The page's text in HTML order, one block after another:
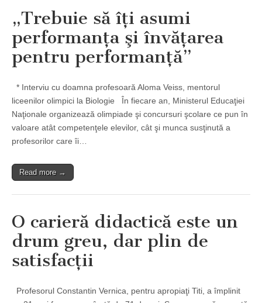
„Trebuie să îţi asumi
performanţa şi învăţarea
pentru performanţă”
* Interviu cu doamna profesoară Aloma Veiss, mentorul
liceenilor olimpici la Biologie În fiecare an, Ministerul Educaţiei
Naţionale organizează olimpiade şi concursuri şcolare ce pun în
valoare atât competenţele elevilor, cât şi munca susţinută a
profesorilor care îi…
Read more →
O carieră didactică este un
drum greu, dar plin de
satisfacţii
Profesorul Constantin Vernica, pentru apropiaţi Titi, a împlinit